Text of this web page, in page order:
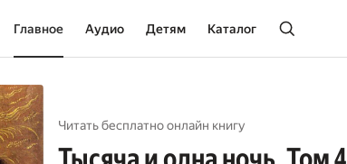
Главное Аудио Детям Каталог
Читать бесплатно онлайн книгу